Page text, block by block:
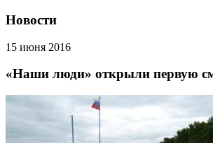
Новости
15 июня 2016
«Наши люди» открыли первую